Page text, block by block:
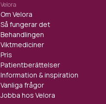
Velora
Om Velora
Så fungerar det
Behandlingen
Viktmediciner
Pris
Patientberättelser
Information & inspiration
Vanliga frågor
Jobba hos Velora